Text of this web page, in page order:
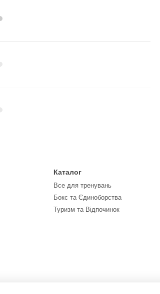
Каталог
Все для тренувань
Бокс та Єдиноборства
Туризм та Відпочинок